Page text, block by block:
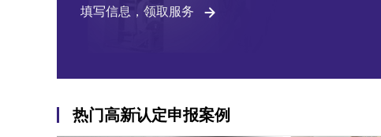
填写信息，领取服务
热门高新认定申报案例